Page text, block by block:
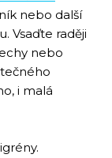
nebo další
Vsaďte raději
nebo
i malá